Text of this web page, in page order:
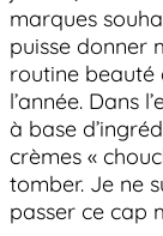
marques
puisse donner
routine beauté
l’année. Dans
à base
crèmes «
tomber. Je ne
passer ce cap